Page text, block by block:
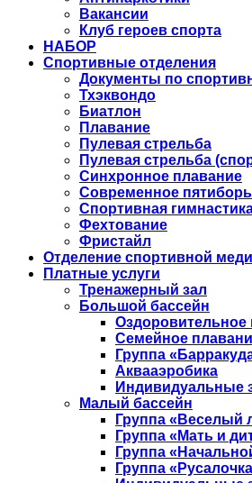
Вакансии
Клуб героев спорта
НАБОР
Спортивные отделения
Документы по
Тхэквондо
Биатлон
Плавание
Пулевая стрельба
Пулевая стрельба
Синхронное плавание
Современное
Спортивная
Фехтование
Фристайл
Отделение спортивной
Платные услуги
Тренажерный зал
Большой бассейн
Оздоровительное
Семейное
Группа
Аквааэробика
Индивидуальные
Малый бассейн
Группа «Веселый
Группа «Мать и
Группа
Группа